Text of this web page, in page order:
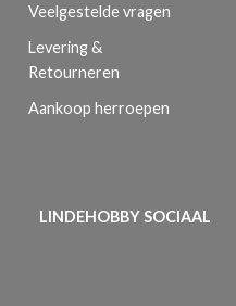
Veelgestelde vragen
Levering &
Retourneren
Aankoop herroepen
LINDEHOBBY SOCIAAL